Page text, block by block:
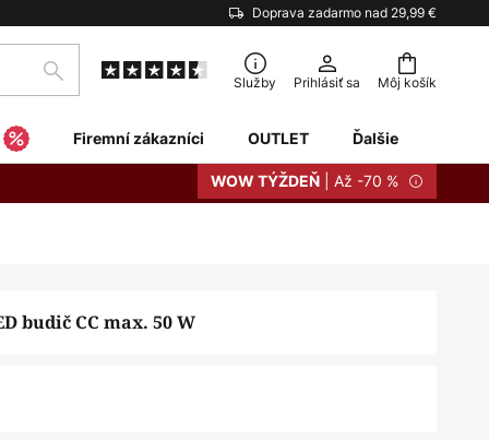
Doprava zadarmo nad 29,99 €
Môj košík
Hľadať Služby Prihlásiť sa
Firemní zákazníci OUTLET Ďalšie
WOW TÝŽDEŇ | Až -70 %
budič CC max. 50 W